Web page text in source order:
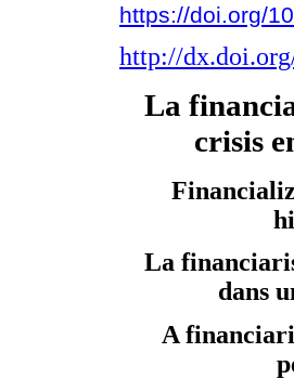
https://doi.org/
http://
La
crisis
La
dans
A